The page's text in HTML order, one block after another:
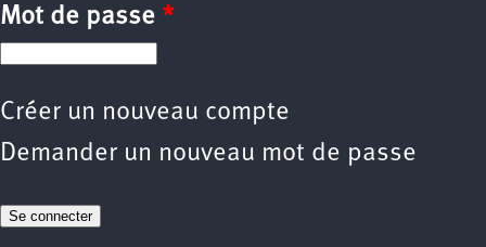
Mot de passe *
Créer un nouveau compte
Demander un nouveau mot de passe